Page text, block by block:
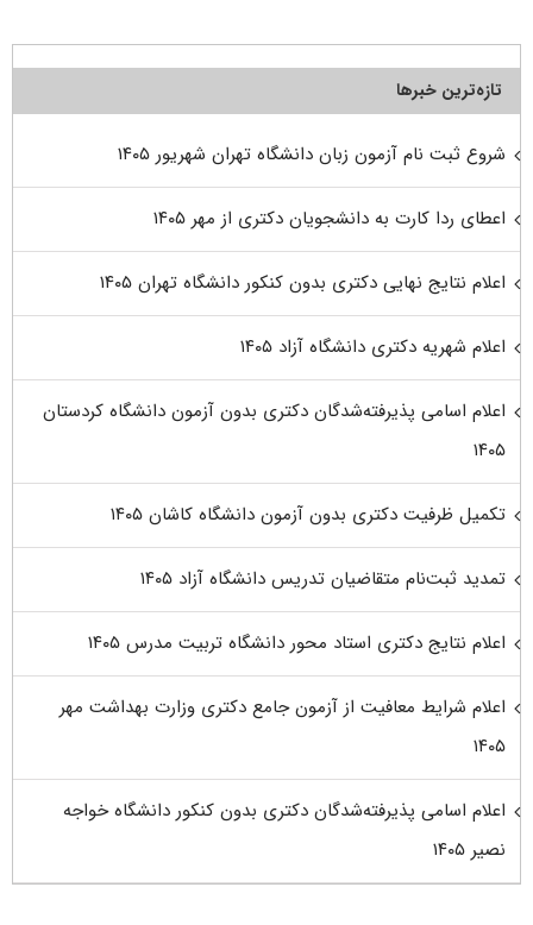
تازه‌ترین خبرها
شروع ثبت نام آزمون زبان دانشگاه تهران شهریور ۱۴۰۵
اعطای ردا کارت به دانشجویان دکتری از مهر ۱۴۰۵
اعلام نتایج نهایی دکتری بدون کنکور دانشگاه تهران ۱۴۰۵
اعلام شهریه دکتری دانشگاه آزاد ۱۴۰۵
اعلام اسامی پذیرفته‌شدگان دکتری بدون آزمون دانشگاه کردستان
۱۴۰۵
تکمیل ظرفیت دکتری بدون آزمون دانشگاه کاشان ۱۴۰۵
تمدید ثبت‌نام متقاضیان تدریس دانشگاه آزاد ۱۴۰۵
اعلام نتایج دکتری استاد محور دانشگاه تربیت مدرس ۱۴۰۵
اعلام شرایط معافیت از آزمون جامع دکتری وزارت بهداشت مهر
۱۴۰۵
اعلام اسامی پذیرفته‌شدگان دکتری بدون کنکور دانشگاه خواجه
نصیر ۱۴۰۵